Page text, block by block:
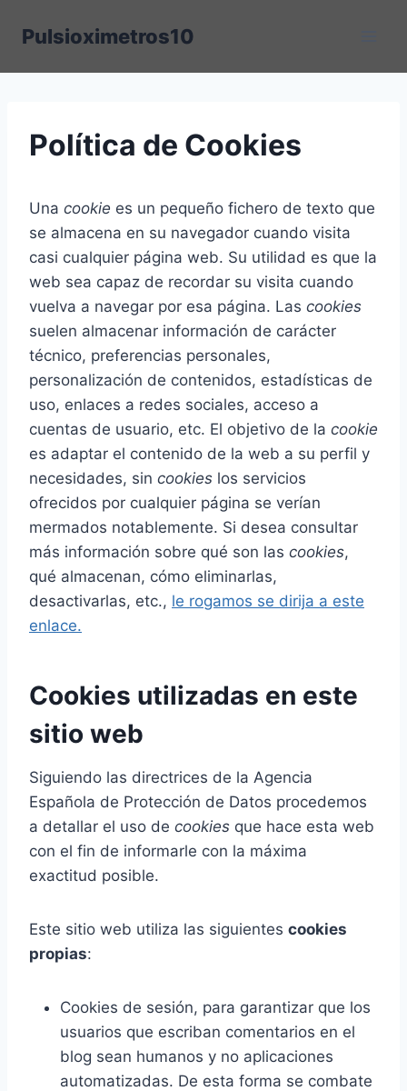
Pulsioximetros10
Política de Cookies
Una cookie es un pequeño fichero de texto que
se almacena en su navegador cuando visita
casi cualquier página web. Su utilidad es que la
web sea capaz de recordar su visita cuando
vuelva a navegar por esa página. Las cookies
suelen almacenar información de carácter
técnico, preferencias personales,
personalización de contenidos, estadísticas de
uso, enlaces a redes sociales, acceso a
cuentas de usuario, etc. El objetivo de la cookie
es adaptar el contenido de la web a su perfil y
necesidades, sin cookies los servicios
ofrecidos por cualquier página se verían
mermados notablemente. Si desea consultar
más información sobre qué son las cookies,
qué almacenan, cómo eliminarlas,
desactivarlas, etc., le rogamos se dirija a este
enlace.
Cookies utilizadas en este
sitio web
Siguiendo las directrices de la Agencia
Española de Protección de Datos procedemos
a detallar el uso de cookies que hace esta web
con el fin de informarle con la máxima
exactitud posible.
Este sitio web utiliza las siguientes cookies
propias:
Cookies de sesión, para garantizar que los
usuarios que escriban comentarios en el
blog sean humanos y no aplicaciones
automatizadas. De esta forma se combate